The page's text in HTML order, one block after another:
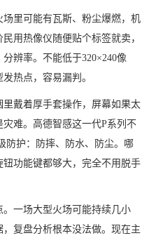
里可能有瓦斯、粉尘爆燃，机
用热像仪随便贴个标签就卖，
辨率。不能低于320×240像
热点，容易漏判。
戴着厚手套操作，屏幕如果太
难。高德智感这一代P系列不
防护：防摔、防水、防尘。哪
功能键都够大，完全不用脱手
一场大型火场可能持续几小
复盘分析根本没法做。现在主